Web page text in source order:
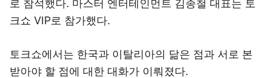
로 참석했다. 마스터 엔터테인먼트 김종철 대표는 토
크쇼 VIP로 참가했다.
토크쇼에서는 한국과 이탈리아의 닮은 점과 서로 본
받아야 할 점에 대한 대화가 이뤄졌다.